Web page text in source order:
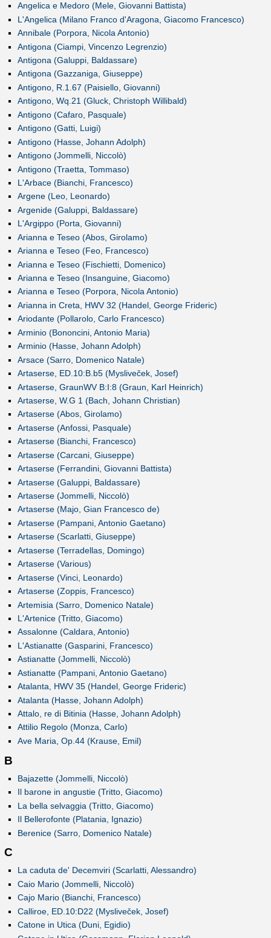
Angelica e Medoro (Mele, Giovanni Battista)
L'Angelica (Milano Franco d'Aragona, Giacomo Francesco)
Annibale (Porpora, Nicola Antonio)
Antigona (Ciampi, Vincenzo Legrenzio)
Antigona (Galuppi, Baldassare)
Antigona (Gazzaniga, Giuseppe)
Antigono, R.1.67 (Paisiello, Giovanni)
Antigono, Wq.21 (Gluck, Christoph Willibald)
Antigono (Cafaro, Pasquale)
Antigono (Gatti, Luigi)
Antigono (Hasse, Johann Adolph)
Antigono (Jommelli, Niccolò)
Antigono (Traetta, Tommaso)
L'Arbace (Bianchi, Francesco)
Argene (Leo, Leonardo)
Argenide (Galuppi, Baldassare)
L'Argippo (Porta, Giovanni)
Arianna e Teseo (Abos, Girolamo)
Arianna e Teseo (Feo, Francesco)
Arianna e Teseo (Fischietti, Domenico)
Arianna e Teseo (Insanguine, Giacomo)
Arianna e Teseo (Porpora, Nicola Antonio)
Arianna in Creta, HWV 32 (Handel, George Frideric)
Ariodante (Pollarolo, Carlo Francesco)
Arminio (Bononcini, Antonio Maria)
Arminio (Hasse, Johann Adolph)
Arsace (Sarro, Domenico Natale)
Artaserse, ED.10:B.b5 (Mysliveček, Josef)
Artaserse, GraunWV B:I:8 (Graun, Karl Heinrich)
Artaserse, W.G 1 (Bach, Johann Christian)
Artaserse (Abos, Girolamo)
Artaserse (Anfossi, Pasquale)
Artaserse (Bianchi, Francesco)
Artaserse (Carcani, Giuseppe)
Artaserse (Ferrandini, Giovanni Battista)
Artaserse (Galuppi, Baldassare)
Artaserse (Jommelli, Niccolò)
Artaserse (Majo, Gian Francesco de)
Artaserse (Pampani, Antonio Gaetano)
Artaserse (Scarlatti, Giuseppe)
Artaserse (Terradellas, Domingo)
Artaserse (Various)
Artaserse (Vinci, Leonardo)
Artaserse (Zoppis, Francesco)
Artemisia (Sarro, Domenico Natale)
L'Artenice (Tritto, Giacomo)
Assalonne (Caldara, Antonio)
L'Astianatte (Gasparini, Francesco)
Astianatte (Jommelli, Niccolò)
Astianatte (Pampani, Antonio Gaetano)
Atalanta, HWV 35 (Handel, George Frideric)
Atalanta (Hasse, Johann Adolph)
Attalo, re di Bitinia (Hasse, Johann Adolph)
Attilio Regolo (Monza, Carlo)
Ave Maria, Op.44 (Krause, Emil)
B
Bajazette (Jommelli, Niccolò)
Il barone in angustie (Tritto, Giacomo)
La bella selvaggia (Tritto, Giacomo)
Il Bellerofonte (Platania, Ignazio)
Berenice (Sarro, Domenico Natale)
C
La caduta de' Decemviri (Scarlatti, Alessandro)
Caio Mario (Jommelli, Niccolò)
Cajo Mario (Bianchi, Francesco)
Calliroe, ED.10:D22 (Mysliveček, Josef)
Catone in Utica (Duni, Egidio)